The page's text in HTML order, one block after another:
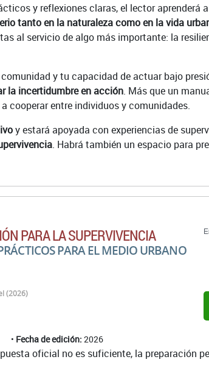
y reflexiones claras, el lector aprenderá a
tanto en la naturaleza como en la vida
al servicio de algo más importante: la
y tu capacidad de actuar bajo
la incertidumbre en acción. Más que un
cooperar entre individuos y comunidades.
y estará apoyada con experiencias de
. Habrá también un espacio para
PARA LA SUPERVIVENCIA
PARA EL MEDIO URBANO
(2026)
Fecha de edición: 2026
oficial no es suficiente, la preparación